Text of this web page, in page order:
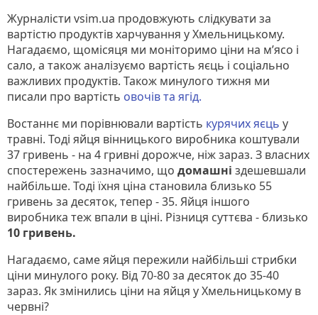
Журналісти vsim.ua продовжують слідкувати за
вартістю продуктів харчування у Хмельницькому.
Нагадаємо, щомісяця ми моніторимо ціни на м’ясо і
сало, а також аналізуємо вартість яєць і соціально
важливих продуктів. Також минулого тижня ми
писали про вартість овочів та ягід.
Востаннє ми порівнювали вартість курячих яєць у
травні. Тоді яйця вінницького виробника коштували
37 гривень - на 4 гривні дорожче, ніж зараз. З власних
спостережень зазначимо, що домашні здешевшали
найбільше. Тоді їхня ціна становила близько 55
гривень за десяток, тепер - 35. Яйця іншого
виробника теж впали в ціні. Різниця суттєва - близько
10 гривень.
Нагадаємо, саме яйця пережили найбільші стрибки
ціни минулого року. Від 70-80 за десяток до 35-40
зараз. Як змінились ціни на яйця у Хмельницькому в
червні?